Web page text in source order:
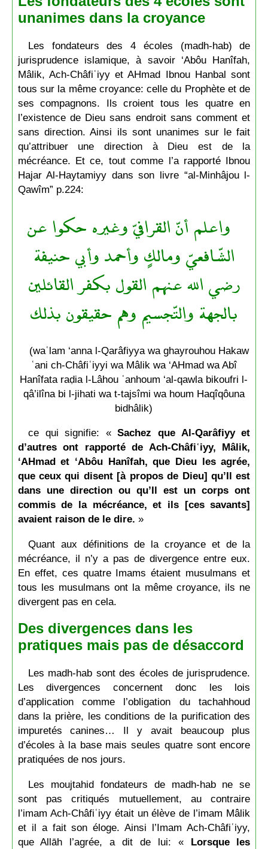
unanimes dans la croyance
Les fondateurs des 4 écoles (madh-hab) de
jurisprudence islamique, à savoir ‘Abôu Hanîfah,
Mâlik, Ach-Châfiʿiyy et AHmad Ibnou Hanbal sont
tous sur la même croyance: celle du Prophète et de
ses compagnons. Ils croient tous les quatre en
l’existence de Dieu sans endroit sans comment et
sans direction. Ainsi ils sont unanimes sur le fait
qu’attribuer une direction à Dieu est de la
mécréance. Et ce, tout comme l’a rapporté Ibnou
Hajar Al-Haytamiyy dans son livre “al-Minhâjou l-
Qawîm” p.224:
واعلم أنّ القرافيّ وغيره حكوا عن
الشّافعيّ ومالكٍ وأحمد وأبي حنيفة
رضي الله عنهم القول بكفر القائلين
بالجهة والتّجسيم وهم حقيقون بذلك
(waʿlam ‘anna l-Qarâfiyya wa ghayrouhou Hakaw
ʿani ch-Châfiʿiyyi wa Mâlik wa ‘AHmad wa Abî
Hanîfata raḍia l-Lâhou ʿanhoum ‘al-qawla bikoufri l-
qâ’ilîna bi l-jihati wa t-tajsîmi wa houm Haqîqôuna
bidhâlik)
ce qui signifie: «Sachez que Al-Qarâfiyy et
d’autres ont rapporté de Ach-Châfiʿiyy, Mâlik,
‘AHmad et ‘Abôu Hanîfah, que Dieu les agrée,
que ceux qui disent [à propos de Dieu] qu’Il est
dans une direction ou qu’Il est un corps ont
commis de la mécréance, et ils [ces savants]
avaient raison de le dire. »
Quant aux définitions de la croyance et de la
mécréance, il n’y a pas de divergence entre eux.
En effet, ces quatre Imams étaient musulmans et
tous les musulmans ont la même croyance, ils ne
divergent pas en cela.
Des divergences dans les
pratiques mais pas de désaccord
Les madh-hab sont des écoles de jurisprudence.
Les divergences concernent donc les lois
d’application comme l’obligation du tachahhoud
dans la prière, les conditions de la purification des
impuretés canines… Il y avait beaucoup plus
d’écoles à la base mais seules quatre sont encore
pratiquées de nos jours.
Les moujtahid fondateurs de madh-hab ne se
sont pas critiqués mutuellement, au contraire
l’imam Ach-Châfiʿiyy était un élève de l’imam Mâlik
et il a fait son éloge. Ainsi l’Imam Ach-Châfiʿiyy,
que Allāh l’agrée, a dit de lui: «Lorsque les